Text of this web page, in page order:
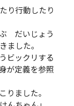
り行動したり
だいじょう
ました。
ビックリする
が定義を参照
りました。